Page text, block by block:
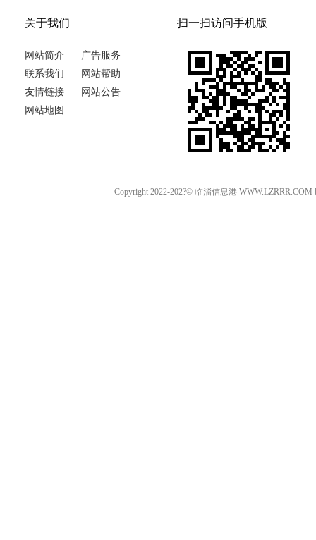
关于我们
网站简介
广告服务
联系我们
网站帮助
友情链接
网站公告
网站地图
扫一扫访问手机版
Copyright 2022-202?© 临淄信息港